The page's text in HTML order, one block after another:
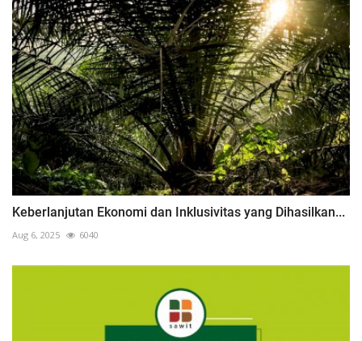
Keberlanjutan Ekonomi dan Inklusivitas yang Dihasilkan...
Aug 6, 2025 6040